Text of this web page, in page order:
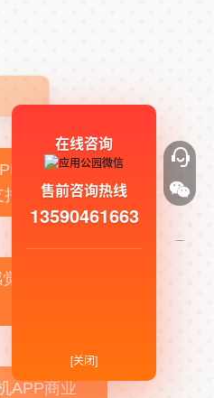
，但没有技术
不
APP商业
在线咨询
售前咨询热线
13590461663
[关闭]